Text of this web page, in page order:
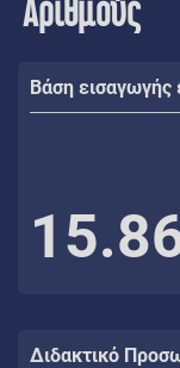
Αριθμούς
Βάση εισαγωγής
Διδακτικό